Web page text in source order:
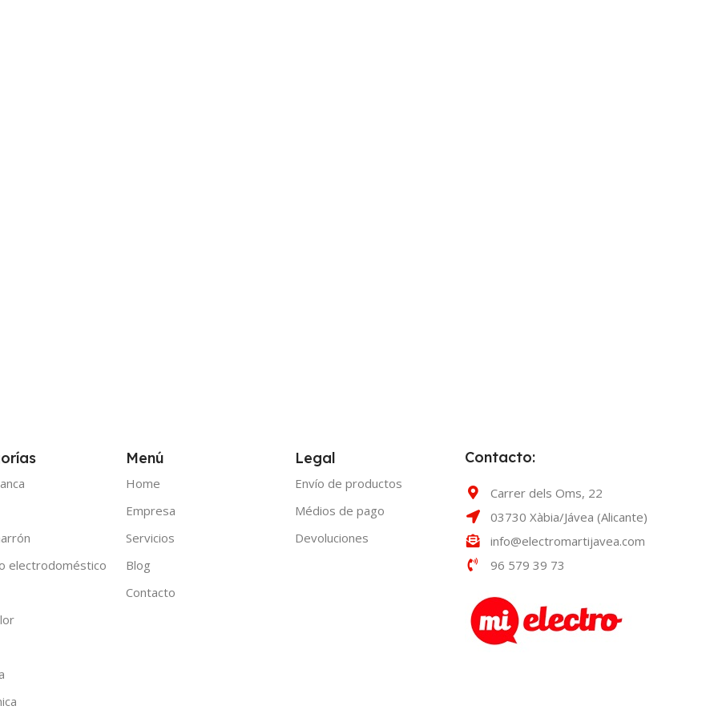
electrodoméstico
Menú
Home
Empresa
Servicios
Blog
Contacto
Legal
Envío de productos
Médios de pago
Devoluciones
Contacto:
Carrer dels Oms, 22
03730 Xàbia/Jávea (Alicante)
info@electromartijavea.com
96 579 39 73